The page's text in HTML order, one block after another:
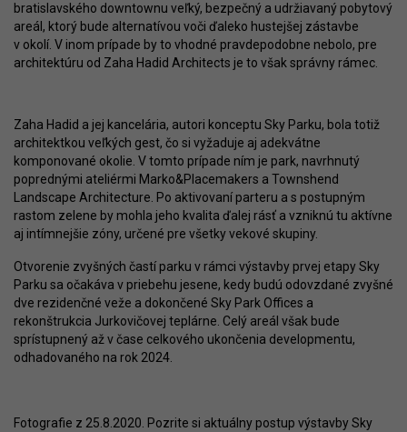
bratislavského downtownu veľký, bezpečný a udržiavaný pobytový
areál, ktorý bude alternatívou voči ďaleko hustejšej zástavbe
v okolí. V inom prípade by to vhodné pravdepodobne nebolo, pre
architektúru od Zaha Hadid Architects je to však správny rámec.
Zaha Hadid a jej kancelária, autori konceptu Sky Parku, bola totiž
architektkou veľkých gest, čo si vyžaduje aj adekvátne
komponované okolie. V tomto prípade ním je park, navrhnutý
poprednými ateliérmi Marko&Placemakers a Townshend
Landscape Architecture. Po aktivovaní parteru a s postupným
rastom zelene by mohla jeho kvalita ďalej rásť a vzniknú tu aktívne
aj intímnejšie zóny, určené pre všetky vekové skupiny.
Otvorenie zvyšných častí parku v rámci výstavby prvej etapy Sky
Parku sa očakáva v priebehu jesene, kedy budú odovzdané zvyšné
dve rezidenčné veže a dokončené Sky Park Offices a
rekonštrukcia Jurkovičovej teplárne. Celý areál však bude
sprístupnený až v čase celkového ukončenia developmentu,
odhadovaného na rok 2024.
Fotografie z 25.8.2020. Pozrite si aktuálny postup výstavby Sky